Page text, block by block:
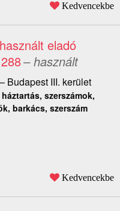
Kedvencekbe
eladó
– használt
Budapest III. kerület
szerszámok,
barkács, szerszám
Kedvencekbe